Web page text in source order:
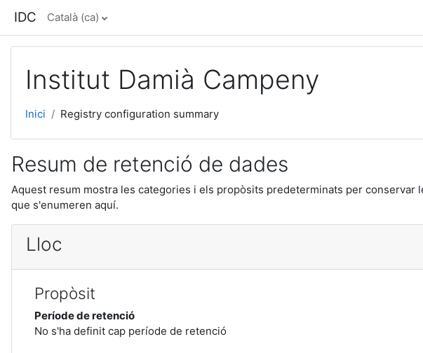
IDC Català ‎(ca)‎
Institut Damià Campeny
Inici Registry configuration summary
Resum de retenció de dades
Aquest resum mostra les categories i els propòsits predeterminats per
que s'enumeren aquí.
Lloc
Propòsit
Període de retenció
No s'ha definit cap període de retenció